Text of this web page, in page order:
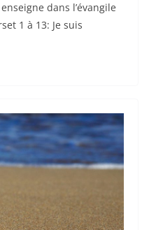
dans l’évangile
1 à 13: Je suis